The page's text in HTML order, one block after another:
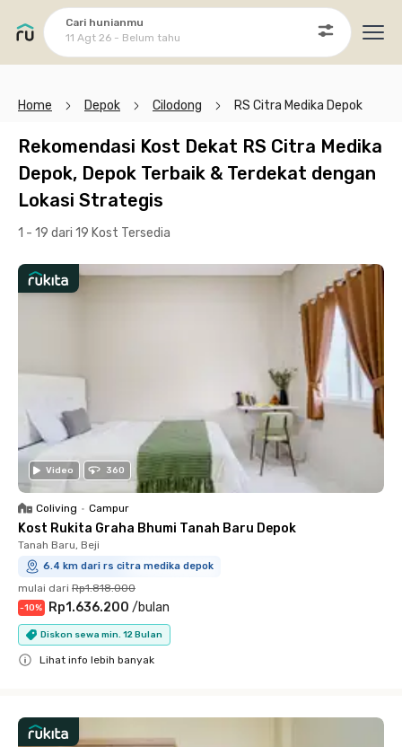
Cari hunianmu
11 Agt 26 - Belum tahu
Home Depok Cilodong RS Citra Medika Depok
Rekomendasi Kost Dekat RS Citra Medika
Depok, Depok Terbaik & Terdekat dengan
Lokasi Strategis
1 - 19 dari 19 Kost Tersedia
Video 360
Coliving • Campur
Kost Rukita Graha Bhumi Tanah Baru Depok
Tanah Baru, Beji
6.4 km dari rs citra medika depok
mulai dari Rp1.818.000
-10% Rp1.636.200 /bulan
Diskon sewa min. 12 Bulan
Lihat info lebih banyak